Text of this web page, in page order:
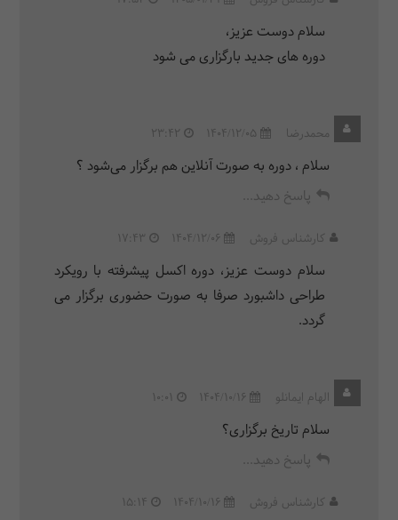
سلام دوست عزیز،
دوره های جدید بارگزاری می شود
محمدرضا 1404/12/05
23:42
سلام ، دوره به صورت آنلاین هم برگزار می‌شود ؟
پاسخ دهید...
کارشناس فروش 1404/12/06
17:43
سلام دوست عزیز، دوره اکسل پیشرفته با رویکرد
طراحی داشبورد صرفا به صورت حضوری برگزار می
گردد.
الهام ایمانلو 1404/10/16
10:01
سلام تاریخ برگزاری؟
پاسخ دهید...
کارشناس فروش 1404/10/16
15:14